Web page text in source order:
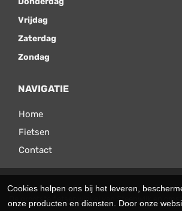
Vrijdag
Zaterdag
Zondag
NAVIGATIE
Home
Fietsen
Contact
© 2026 Velomax. Ondersteund door
SitePack ®
De grootste fietsenwinkel van Steenwijk en
Cookies helpen ons bij het leveren,
onze producten en diensten. Door onze